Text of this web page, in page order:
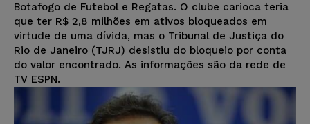
Botafogo de Futebol e Regatas. O clube carioca teria
que ter R$ 2,8 milhões em ativos bloqueados em
virtude de uma dívida, mas o Tribunal de Justiça do
Rio de Janeiro (TJRJ) desistiu do bloqueio por conta
do valor encontrado. As informações são da rede de
TV ESPN.